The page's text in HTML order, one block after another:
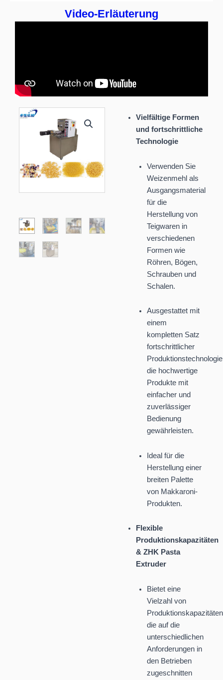
Video-Erläuterung
Vielfältige Formen
und fortschrittliche
Technologie
Verwenden Sie
Weizenmehl als
Ausgangsmaterial
für die
Herstellung von
Teigwaren in
verschiedenen
Formen wie
Röhren, Bögen,
Schrauben und
Schalen.
Ausgestattet mit
einem
kompletten Satz
fortschrittlicher
die hochwertige
Produkte mit
einfacher und
zuverlässiger
Bedienung
gewährleisten.
Ideal für die
Herstellung einer
breiten Palette
von Makkaroni-
Produkten.
Flexible
Produktionskapazitäten
& ZHK Pasta
Extruder
Bietet eine
Vielzahl von
die auf die
unterschiedlichen
Anforderungen in
den Betrieben
zugeschnitten